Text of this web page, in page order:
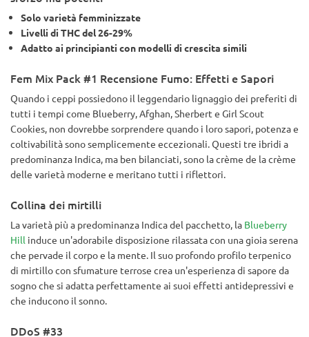
Solo varietà femminizzate
Livelli di THC del 26-29%
Adatto ai principianti con modelli di crescita simili
Fem Mix Pack #1 Recensione Fumo: Effetti e Sapori
Quando i ceppi possiedono il leggendario lignaggio dei preferiti di
tutti i tempi come Blueberry, Afghan, Sherbert e Girl Scout
Cookies, non dovrebbe sorprendere quando i loro sapori, potenza e
coltivabilità sono semplicemente eccezionali. Questi tre ibridi a
predominanza Indica, ma ben bilanciati, sono la crème de la crème
delle varietà moderne e meritano tutti i riflettori.
Collina dei mirtilli
La varietà più a predominanza Indica del pacchetto, la Blueberry
Hill induce un'adorabile disposizione rilassata con una gioia serena
che pervade il corpo e la mente. Il suo profondo profilo terpenico
di mirtillo con sfumature terrose crea un'esperienza di sapore da
sogno che si adatta perfettamente ai suoi effetti antidepressivi e
che inducono il sonno.
DDoS #33